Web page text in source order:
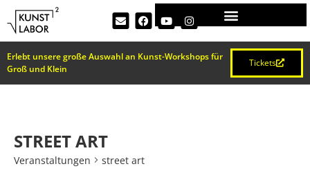
Erlebt unsere große Auswahl an Kunst-Workshops für
Groß und Klein
Tickets
STREET ART
Veranstaltungen street art